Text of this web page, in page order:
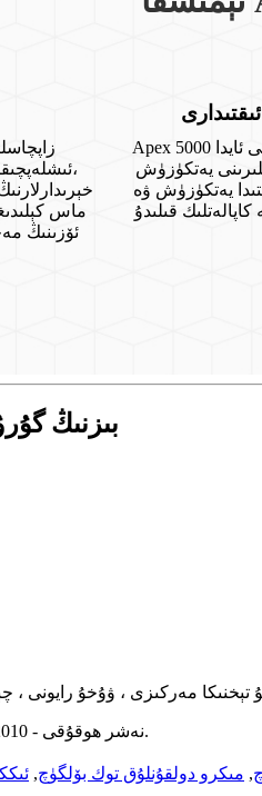
ماس
ئۆزىنىڭ
Apex مىكرو دولقۇنلۇق ماشىنىسى ئايدا 5000
يەتكۈزۈش
يەتكۈزۈش ۋە
بىزنىڭ
مەركىزى ، ۋۇخۇ رايونى ، چېڭدۇ 610000 ، جۇڭگو
© نەشر ھوقۇقى - 2010-2026: بارلىق ھوقۇقلار قوغدىلىدۇ.
, مىكرو دولقۇنلۇق توك بۆلگۈچ,